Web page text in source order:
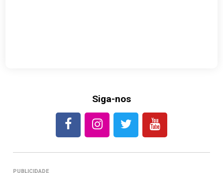
Siga-nos
PUBLICIDADE